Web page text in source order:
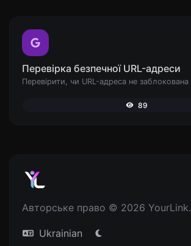
Перевірка безпечної URL-адреси
89
Авторське право © 2026 YourLink.
Ukrainian